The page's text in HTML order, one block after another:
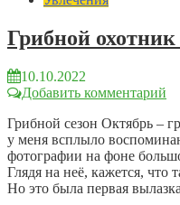
Грибной
10.10.2022
Добавить комментарий
Грибной сезон Октябрь –
у меня всплыло
фотографии на фоне
Глядя на неё, кажется, что
Но это была первая